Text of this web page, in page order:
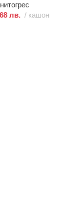
лв. кашон